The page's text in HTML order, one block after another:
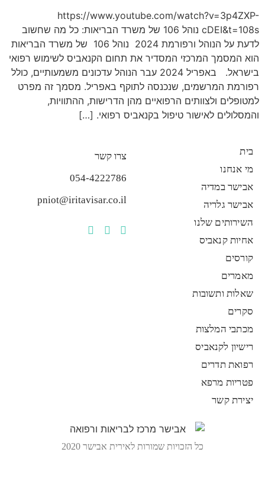
https://www.youtube.com/watch?v=3p4ZXP-
cDEI&t=108s נוהל 106 של משרד הבריאות: כל מה שחשוב
לדעת על הנוהל ורפורמת 2024 נוהל 106 של משרד הבריאות
הוא המסמך המרכזי המסדיר את תחום הקנאביס לשימוש רפואי
בישראל. באפריל 2024 עבר הנוהל עדכונים משמעותיים, כולל
רפורמת המרשמים, שנכנסה לתוקף באפריל. מסמך זה מפרט
למטופלים ולצוותים הרפואיים מהן הדרישות, ההתוויות,
והמסלולים לאישור טיפול בקנאביס רפואי. […]
בית
מי אנחנו
אבישר במדיה
אבישר גלריה
השירותים שלנו
אחיות קנאביס
קורסים
מאמרים
שאלות ותשובות
סקרים
מכתבי המלצות
רישיון לקנאביס
רפואת תדרים
פטריות מרפא
יצירת קשר
צרו קשר
054-4222786
pniot@iritavisar.co.il
כל הזכויות שמורות לאירית אבישר 2020